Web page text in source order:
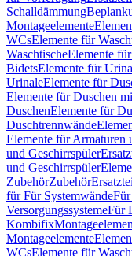
Schalldämmung
Montageelemente
WCsElemente für
WaschtischeElemente
BidetsElemente für
UrinaleElemente für
Elemente für Duschen
DuschenElemente für
Duschtrennwände
Elemente für Armaturen
und Geschirrspüler
und Geschirrspüler
ZubehörZubehör
für Für SystemwändeFür
VersorgungssystemeFür
Kombifix
Montageelemente
WCsElemente für